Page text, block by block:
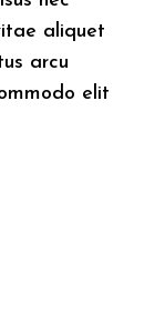
aliquet
arcu
elit